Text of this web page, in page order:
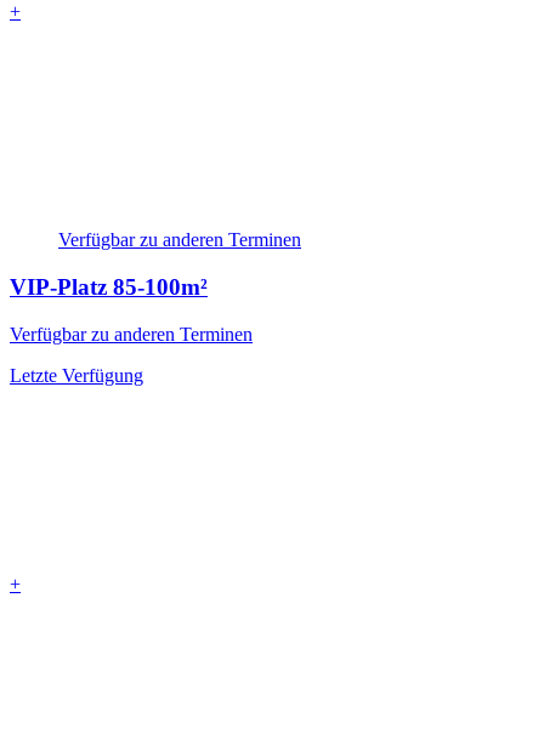
+
Verfügbar zu anderen Terminen
VIP-Platz 85-100m²
Verfügbar zu anderen Terminen
Letzte Verfügung
+